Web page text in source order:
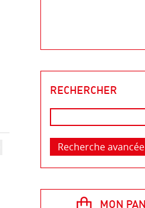
RECHERCHER
Recherche avancée